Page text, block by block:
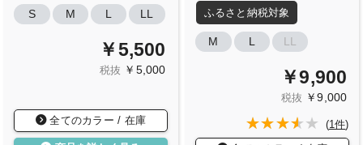
S M L LL
￥5,500
税抜 ￥5,000
全てのカラー / 在庫
ふるさと納税対象
M L LL
￥9,900
税抜 ￥9,000
(1件)